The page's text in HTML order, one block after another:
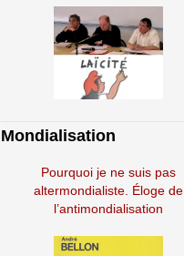
Mondialisation
Pourquoi je ne suis pas
altermondialiste. Éloge de
l’antimondialisation